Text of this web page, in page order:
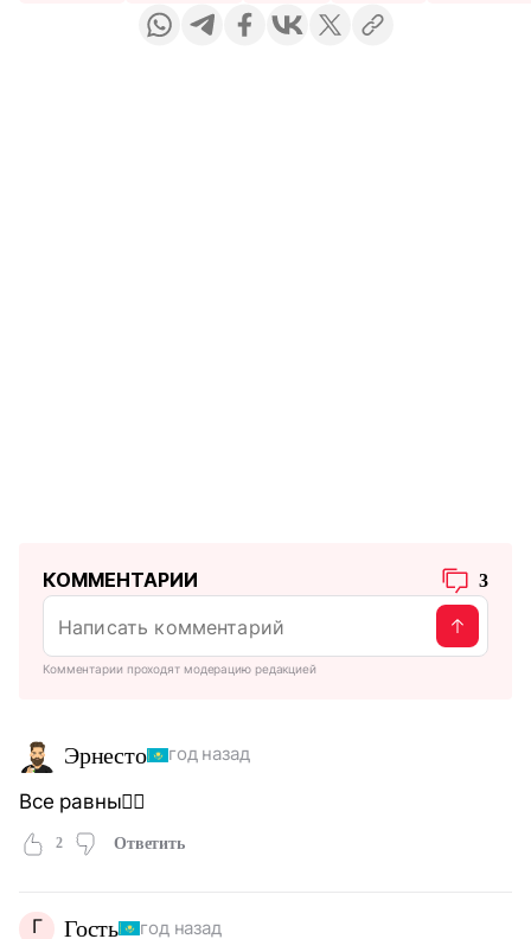
КОММЕНТАРИИ 3
Комментарии проходят модерацию редакцией
Эрнесто год назад
Все равны🤷‍♂️
2 Ответить
Г Гость год назад